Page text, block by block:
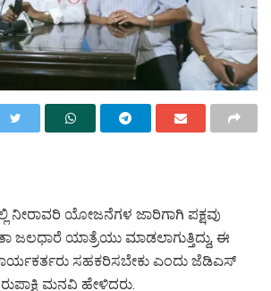
ನೀರಾವರಿ ಯೋಜನೆಗಳ ಜಾರಿಗಾಗಿ ಪಕ್ಷವು
ಜಲಧಾರೆ ಯಾತ್ರೆಯು ಮಾಡಲಾಗುತ್ತಿದ್ದು, ಈ
ಸಹಕರಿಸಬೇಕು ಎಂದು ಜೆಡಿಎಸ್‌
ಮನವಿ ಹೇಳಿದರು.